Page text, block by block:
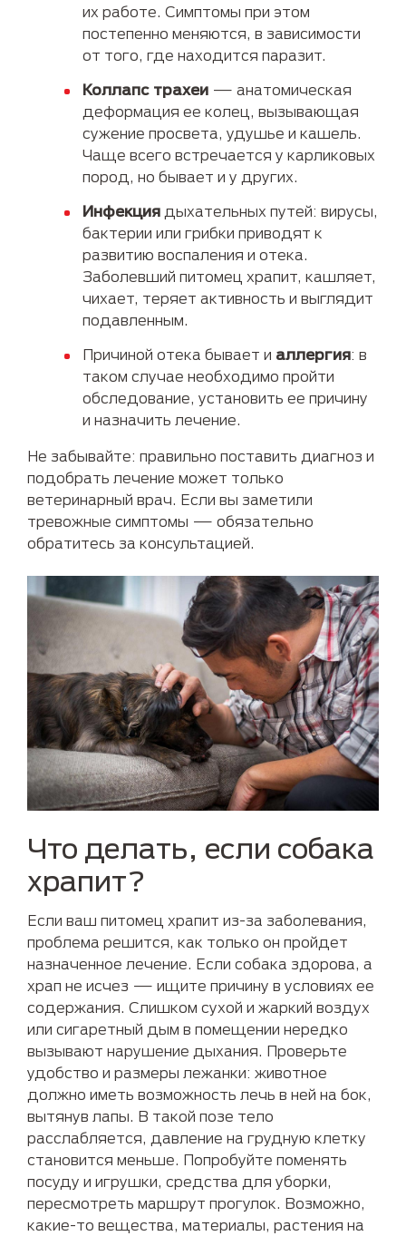
их работе. Симптомы при этом
постепенно меняются, в зависимости
от того, где находится паразит.
Коллапс трахеи — анатомическая
деформация ее колец, вызывающая
сужение просвета, удушье и кашель.
Чаще всего встречается у карликовых
пород, но бывает и у других.
Инфекция дыхательных путей: вирусы,
бактерии или грибки приводят к
развитию воспаления и отека.
Заболевший питомец храпит, кашляет,
чихает, теряет активность и выглядит
подавленным.
Причиной отека бывает и аллергия: в
таком случае необходимо пройти
обследование, установить ее причину
и назначить лечение.
Не забывайте: правильно поставить диагноз и
подобрать лечение может только
ветеринарный врач. Если вы заметили
тревожные симптомы — обязательно
обратитесь за консультацией.
Что делать, если собака
храпит?
Если ваш питомец храпит из-за заболевания,
проблема решится, как только он пройдет
назначенное лечение. Если собака здорова, а
храп не исчез — ищите причину в условиях ее
содержания. Слишком сухой и жаркий воздух
или сигаретный дым в помещении нередко
вызывают нарушение дыхания. Проверьте
удобство и размеры лежанки: животное
должно иметь возможность лечь в ней на бок,
вытянув лапы. В такой позе тело
расслабляется, давление на грудную клетку
становится меньше. Попробуйте поменять
посуду и игрушки, средства для уборки,
пересмотреть маршрут прогулок. Возможно,
какие-то вещества, материалы, растения на